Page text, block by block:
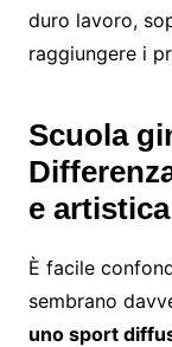
duro lavoro,
raggiungere i
Scuola
e artistica
È facile
sembrano
uno sport